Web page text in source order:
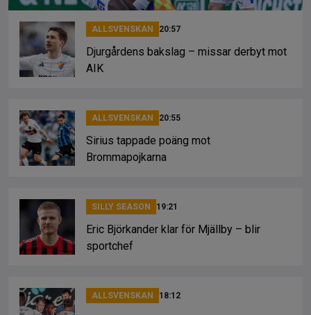
ALLSVENSKAN 20:57
Djurgårdens bakslag – missar derbyt mot
AIK
ALLSVENSKAN 20:55
Sirius tappade poäng mot
Brommapojkarna
SILLY SEASON 19:21
Eric Björkander klar för Mjällby – blir
sportchef
ALLSVENSKAN 18:12